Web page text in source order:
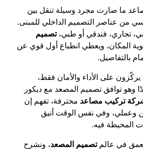
ما صارت مجرد وسيلة تنقل بين
من عناصر التصميم الداخلي للمبنى.
تجاري، فندقي أو طبي،تصميم
المكان، ويعطي انطباع أول قوي عن
بالتفاصيل.
على الأداء والأمان فقط،
وهو توافق تصميم المصعد مع ديكور
تركيب مصاعد محترفة، تفهم إن
وعملي، وفي نفس الوقت أنيق
المحيطة فيه.
في عالمتصميم المصعد، ونشرح